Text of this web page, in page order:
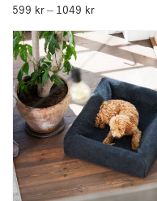
599 kr – 1049 krPrisintervall:
1049 kr